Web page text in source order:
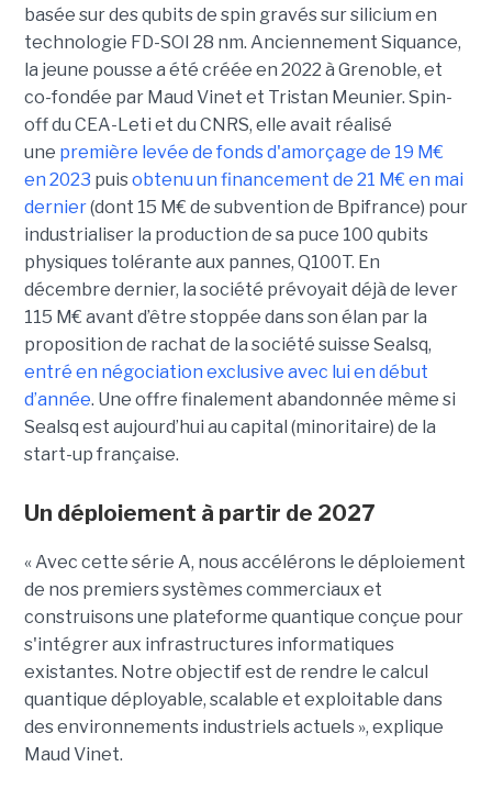
basée sur des qubits de spin gravés sur silicium en
technologie FD-SOI 28 nm. Anciennement Siquance,
la jeune pousse a été créée en 2022 à Grenoble, et
co-fondée par Maud Vinet et Tristan Meunier. Spin-
off du CEA-Leti et du CNRS, elle avait réalisé
une première levée de fonds d'amorçage de 19 M€
en 2023 puisobtenu un financement de 21 M€ en mai
dernier(dont 15 M€ de subvention de Bpifrance) pour
industrialiser la production de sa puce 100 qubits
physiques tolérante aux pannes, Q100T. En
décembre dernier, la société prévoyait déjà de lever
115 M€ avant d’être stoppée dans son élan par la
proposition de rachat de la société suisse Sealsq,
entré en négociation exclusive avec lui en début
d’année. Une offre finalement abandonnée même si
Sealsq est aujourd’hui au capital (minoritaire) de la
start-up française.
Un déploiement à partir de 2027
« Avec cette série A, nous accélérons le déploiement
de nos premiers systèmes commerciaux et
construisons une plateforme quantique conçue pour
s'intégrer aux infrastructures informatiques
existantes. Notre objectif est de rendre le calcul
quantique déployable, scalable et exploitable dans
des environnements industriels actuels », explique
Maud Vinet.